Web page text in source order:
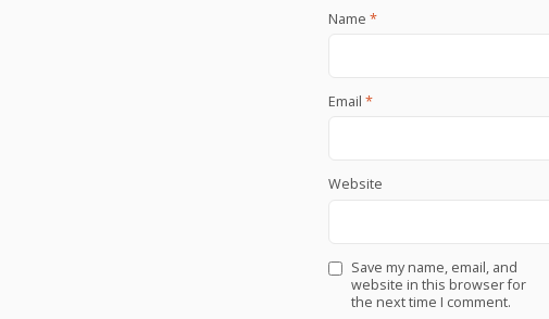
Name *
Email *
Website
Save my name, email, and
website in this browser for
the next time I comment.